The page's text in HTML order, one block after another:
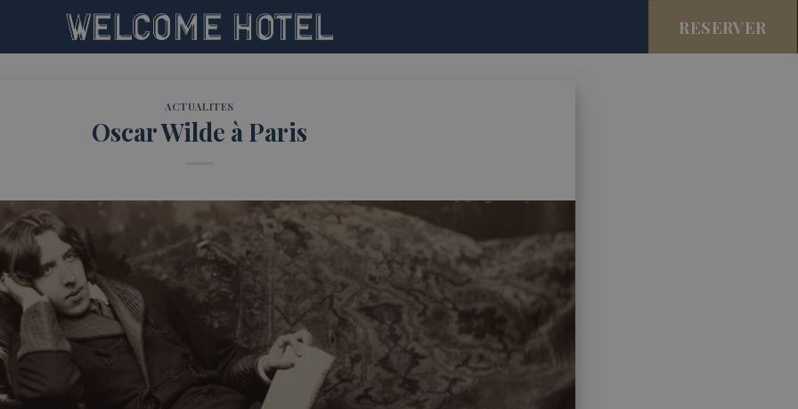
RESERVER
ACTUALITES
Oscar Wilde à Paris